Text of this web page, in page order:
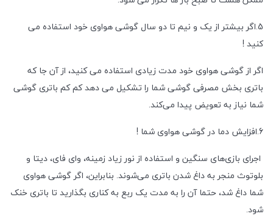
5.اگر بیشتر از یک و نیم تا دو سال گوشی هواوی خود استفاده می
کنید !
اگر از گوشی هواوی خود مدت زیادی استفاده می کنید، از آن جا که
باتری بخش مصرفی گوشی شما را تشکیل می دهد کم کم باتری گوشی
شما نیاز به تعویض پیدا می‌کند.
6.افزایش دما در گوشی هواوی شما !
اجرای بازی‌های سنگین و استفاده از نور زیاد زمینه، وای فای، دیتا و
بلوتوث منجر به داغ شدن باتری می‌شوند. بنابراین، اگر گوشی هواوی
شما داغ شد، حتما آن را به مدت یک ربع به کناری بگذارید تا باتری خنک
شود.